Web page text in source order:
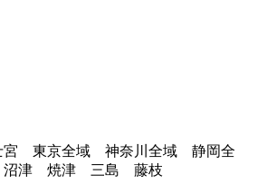
宮 東京全域 神奈川全域 静岡全
津 焼津 三島 藤枝